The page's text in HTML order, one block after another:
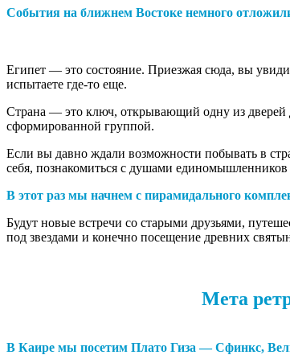
События на ближнем Востоке немного
Египет — это состояние. Приезжая сюда, вы
испытаете где-то еще.
Страна — это ключ, открывающий одну из дверей
сформированной группой.
Если вы давно ждали возможности побывать в
себя, познакомиться с душами
В этот раз мы начнем с пирамидального
Будут новые встречи со старыми друзьями,
под звездами и конечно посещение древних
Мета
В Каире мы посетим Плато Гиза — Сфинкс,